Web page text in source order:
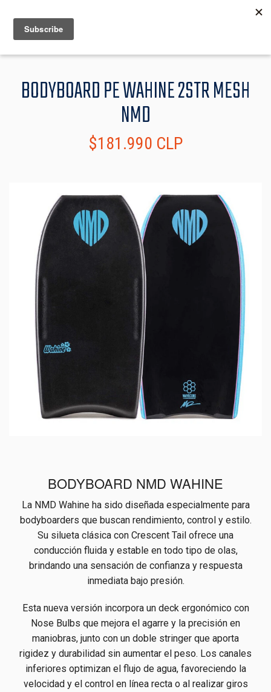
MENU
BODYBOARD PE WAHINE 2STR MESH
NMD
$181.990 CLP
BODYBOARD NMD WAHINE
La NMD Wahine ha sido diseñada especialmente para
bodyboarders que buscan rendimiento, control y estilo.
Su silueta clásica con Crescent Tail ofrece una
conducción fluida y estable en todo tipo de olas,
brindando una sensación de confianza y respuesta
inmediata bajo presión.
Esta nueva versión incorpora un deck ergonómico con
Nose Bulbs que mejora el agarre y la precisión en
maniobras, junto con un doble stringer que aporta
rigidez y durabilidad sin aumentar el peso. Los canales
inferiores optimizan el flujo de agua, favoreciendo la
velocidad y el control en línea recta o al realizar giros